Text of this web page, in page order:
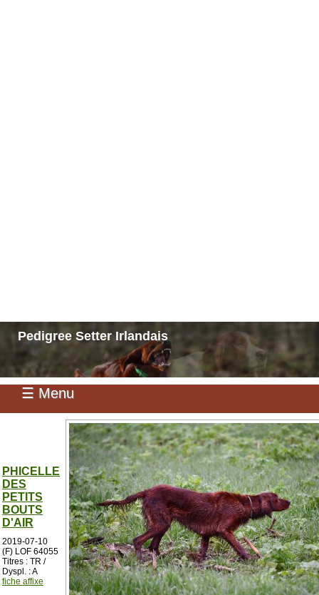
Pedigree Setter Irlandais
☰ Menu
PHICELLE
DES
PETITS
BOUTS
D'AIR
2019-07-10
(F) LOF 64055
Titres : TR /
Dyspl. : A
fiche affixe